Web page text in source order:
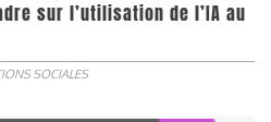
sur l’utilisation de l’IA au
SOCIALES